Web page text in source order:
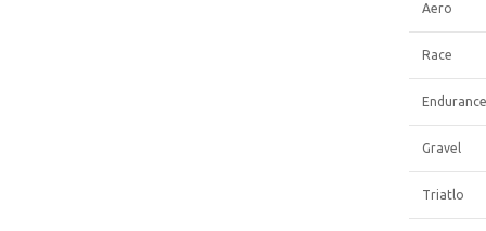
Aero
Race
Endurance
Gravel
Triatlo